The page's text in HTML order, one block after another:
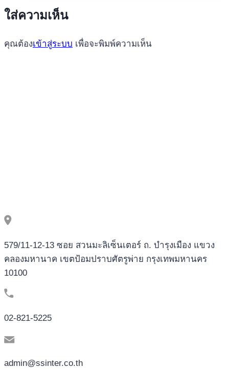
of
ใส่ความเห็น
คุณต้องเข้าสู่ระบบ เพื่อจะพิมพ์ความเห็น
579/11-12-13 ซอย สวนมะลิเซ็นเตอร์ ถ. บำรุงเมือง แขวง
คลองมหานาค เขตป้อมปราบศัตรูพ่าย กรุงเทพมหานคร
10100
02-821-5225
admin@ssinter.co.th